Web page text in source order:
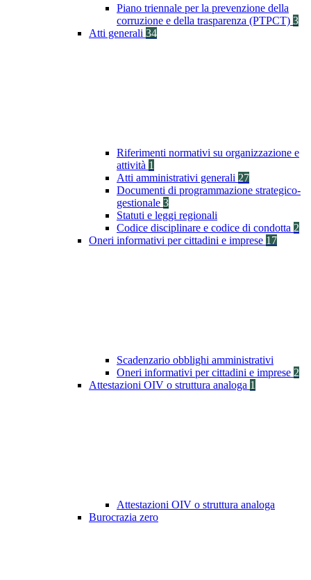
Piano triennale per la prevenzione della
corruzione e della trasparenza (PTPCT) 3
Atti generali 34
Riferimenti normativi su organizzazione e
attività 1
Atti amministrativi generali 27
Documenti di programmazione strategico-
gestionale 3
Statuti e leggi regionali
Codice disciplinare e codice di condotta 2
Oneri informativi per cittadini e imprese 17
Scadenzario obblighi amministrativi
Oneri informativi per cittadini e imprese 2
Attestazioni OIV o struttura analoga 1
Attestazioni OIV o struttura analoga
Burocrazia zero